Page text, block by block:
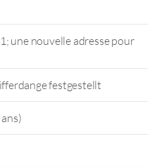
une nouvelle adresse pour
festgestellt